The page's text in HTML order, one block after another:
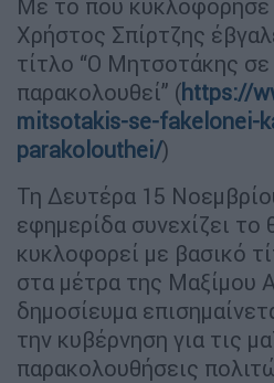
Με το που κυκλοφόρησε
Χρήστος Σπίρτζης
τίτλο “Ο Μητσοτάκης
παρακολουθεί” (https://
mitsotakis-se-fakelonei-
parakolouthei/)
Τη Δευτέρα 15
εφημερίδα συνεχίζει το
κυκλοφορεί με βασικό
στα μέτρα της Μαξίμου
δημοσίευμα
την κυβέρνηση για τις
παρακολουθήσεις